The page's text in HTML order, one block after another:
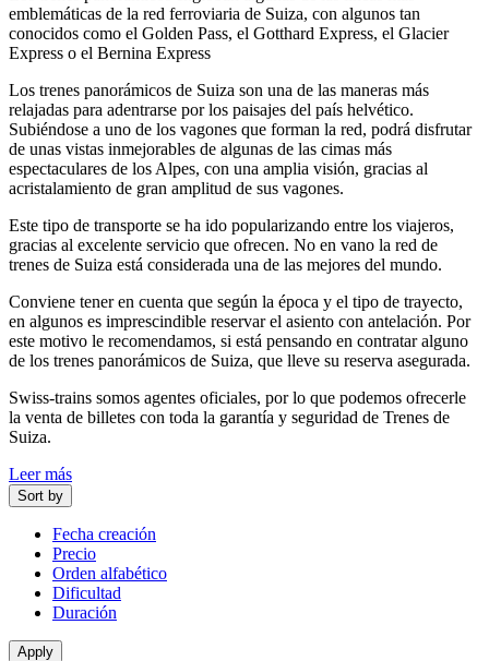
emblemáticas de la red ferroviaria de Suiza, con algunos tan
conocidos como el Golden Pass, el Gotthard Express, el Glacier
Express o el Bernina Express
Los trenes panorámicos de Suiza son una de las maneras más
relajadas para adentrarse por los paisajes del país helvético.
Subiéndose a uno de los vagones que forman la red, podrá disfrutar
de unas vistas inmejorables de algunas de las cimas más
espectaculares de los Alpes, con una amplia visión, gracias al
acristalamiento de gran amplitud de sus vagones.
Este tipo de transporte se ha ido popularizando entre los viajeros,
gracias al excelente servicio que ofrecen. No en vano la red de
trenes de Suiza está considerada una de las mejores del mundo.
Conviene tener en cuenta que según la época y el tipo de trayecto,
en algunos es imprescindible reservar el asiento con antelación. Por
este motivo le recomendamos, si está pensando en contratar alguno
de los trenes panorámicos de Suiza, que lleve su reserva asegurada.
Swiss-trains somos agentes oficiales, por lo que podemos ofrecerle
la venta de billetes con toda la garantía y seguridad de Trenes de
Suiza.
Leer más
Sort by
Fecha creación
Precio
Orden alfabético
Dificultad
Duración
Apply